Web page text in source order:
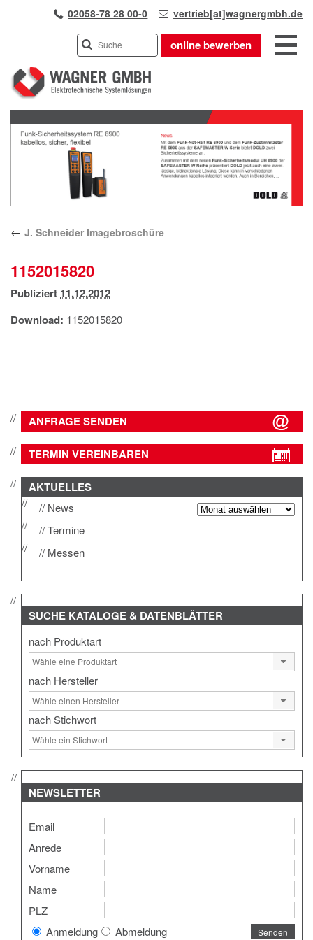
02058-78 28 00-0 vertrieb[at]wagnergmbh.de
online bewerben
INDUSTRIEVERTRETUNG
UNSER TEAM
WIR ÜBER UNS
KARRIERE
PRODUKTE
APPLIKATIONEN
KONTAKT
ANFAHRT
IMPRESSUM
Previous
Next
← J. Schneider Imagebroschüre
1152015820
Publiziert 11.12.2012
Download: 1152015820
ANFRAGE SENDEN
TERMIN VEREINBAREN
AKTUELLES
News
Termine
Messen
SUCHE KATALOGE & DATENBLÄTTER
nach Produktart
nach Hersteller
nach Stichwort
NEWSLETTER
Email
Anrede
Vorname
Name
PLZ
Anmeldung
Abmeldung